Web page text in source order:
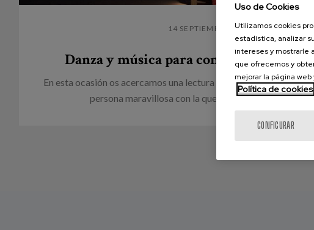
14 SEPTIEMBRE 2022
Danza y música para conectar con la
En esta ocasión os acercamos una lectura en formato entrevista a
persona maravillosa con la que hemos tenido la suerte
Uso de Cookies
Utilizamos cookies
estadística, analizar
intereses y mostrarle
que ofrecemos y
mejorar la página web
Política de cookies
CONFIGURAR